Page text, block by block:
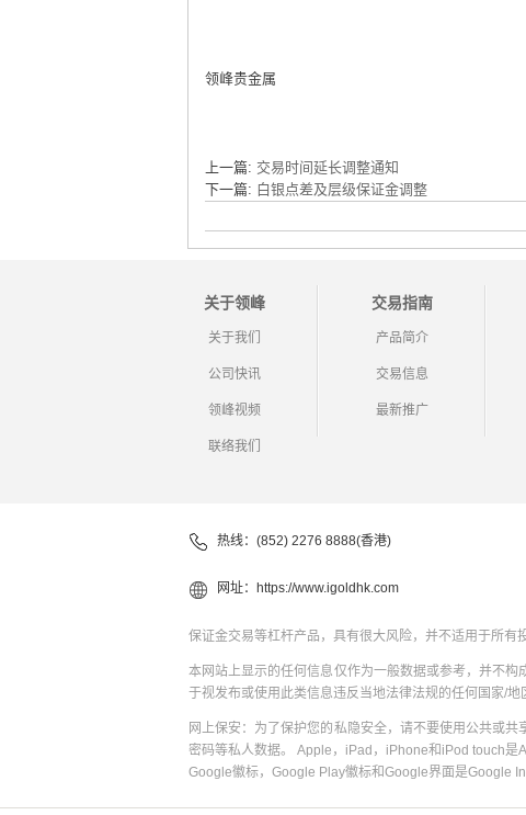
领峰贵金属
上一篇: 交易时间延长调整通知
下一篇: 白银点差及层级保证金调整
关于领峰
关于我们
公司快讯
领峰视频
联络我们
交易指南
产品简介
交易信息
最新推广
热线：(852) 2276 8888(香港)
网址： https://www.igoldhk.com
保证金交易等杠杆产品，具有很大风险，并不适用于所有
本网站上显示的任何信息仅作为一般数据或参考，并不
于视发布或使用此类信息违反当地法律法规的任何国家/
网上保安：为了保护您的私隐安全，请不要使用公共或
密码等私人数据。 Apple，iPad，iPhone和iPod touch是
Google徽标，Google Play徽标和Google界面是Google